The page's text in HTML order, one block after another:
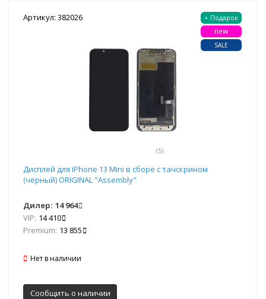
Артикул: 382026
(5)
+ Подарок
new
SALE
Дисплей для iPhone 13 Mini в сборе с тачскрином
(чёрный) ORIGINAL "Assembly"
Дилер: 14 964
VIP: 14 410
Premium: 13 855
Нет в наличии
Сообщить о наличии